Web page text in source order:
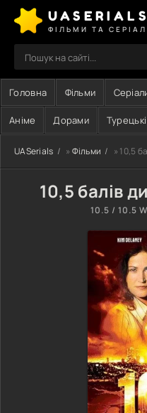
ФІЛЬМИ ТА
Головна Фільми
Аніме Дорами Турецькі
UASerials » Фільми » 10,5
10,5 балів
10.5 / 10.5